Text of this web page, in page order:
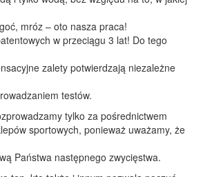
mróz – oto nasza praca!
w przeciągu 3 lat! Do tego
zalety potwierdzają niezależne
testów.
tylko za pośrednictwem
sportowych, ponieważ uważamy, że
Państwa następnego zwycięstwa.